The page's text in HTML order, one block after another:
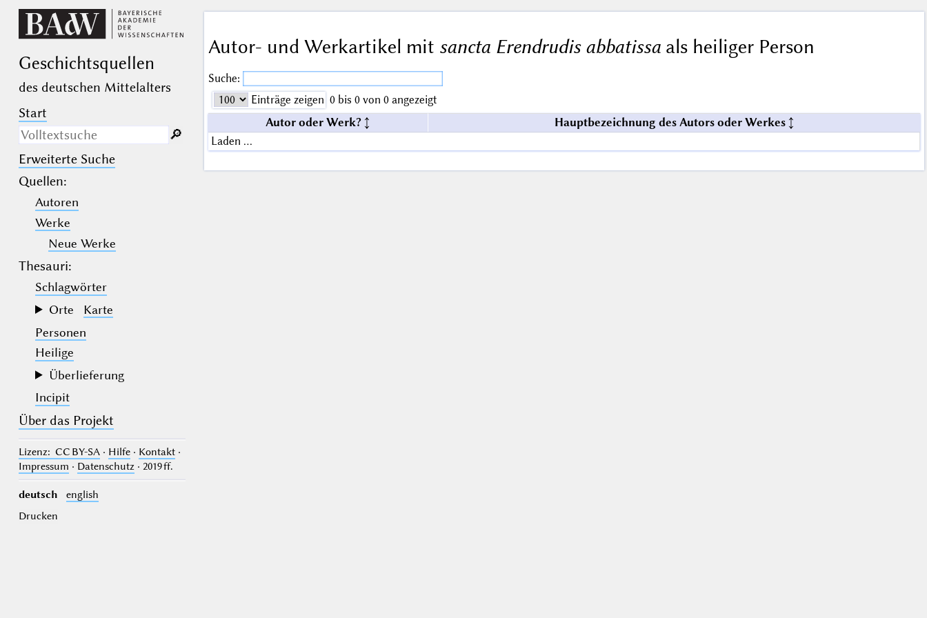
Geschichts­quellen
des deutschen Mittelalters
Start
Nur in Beschreibungs­texten
suchen
(der Unterstrich) ist Platzhalter für
genau ein Zeichen.
(das Prozentzeichen) ist Platzhalter
für kein, ein oder mehr als ein
Zeichen.
🔎︎
Erweiterte Suche
Quellen:
Autoren
Werke
Neue Werke
Thesauri:
Schlagwörter
Orte
Karte
Personen
Heilige
Überlieferung
Incipit
Über das Projekt
Lizenz: CC BY-SA· Hilfe· Kontakt·
Impressum · Datenschutz· 2019 ff.
deutsch
english
Drucken
Autor- und Werkartikel mit sancta Erendrudis abbatissaals heiliger Person
Suche:
Einträge zeigen 0 bis 0 von 0 angezeigt
Autor oder Werk?
Hauptbezeichnung des Autors oder Werkes
Laden …